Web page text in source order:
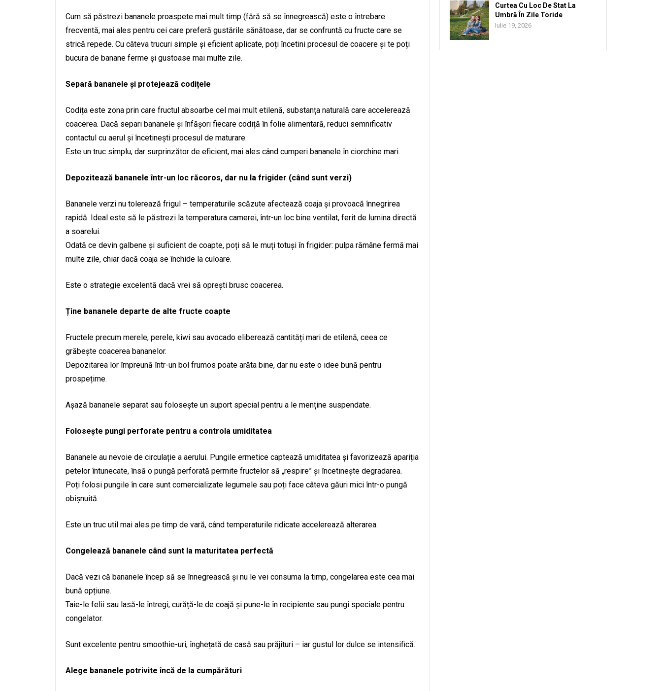
Cum să păstrezi bananele proaspete mai mult timp (fără să se înnegrească) este o întrebare
frecventă, mai ales pentru cei care preferă gustările sănătoase, dar se confruntă cu fructe care se
strică repede. Cu câteva trucuri simple și eficient aplicate, poți încetini procesul de coacere și te poți
bucura de banane ferme și gustoase mai multe zile.
Separă bananele și protejează codițele
Codița este zona prin care fructul absoarbe cel mai mult etilenă, substanța naturală care accelerează
coacerea. Dacă separi bananele și înfășori fiecare codiță în folie alimentară, reduci semnificativ
contactul cu aerul și încetinești procesul de maturare.
Este un truc simplu, dar surprinzător de eficient, mai ales când cumperi bananele în ciorchine mari.
Depozitează bananele într-un loc răcoros, dar nu la frigider (când sunt verzi)
Bananele verzi nu tolerează frigul – temperaturile scăzute afectează coaja și provoacă înnegrirea
rapidă. Ideal este să le păstrezi la temperatura camerei, într-un loc bine ventilat, ferit de lumina directă
a soarelui.
Odată ce devin galbene și suficient de coapte, poți să le muți totuși în frigider: pulpa rămâne fermă mai
multe zile, chiar dacă coaja se închide la culoare.
Este o strategie excelentă dacă vrei să oprești brusc coacerea.
Ține bananele departe de alte fructe coapte
Fructele precum merele, perele, kiwi sau avocado eliberează cantități mari de etilenă, ceea ce
grăbește coacerea bananelor.
Depozitarea lor împreună într-un bol frumos poate arăta bine, dar nu este o idee bună pentru
prospețime.
Așază bananele separat sau folosește un suport special pentru a le menține suspendate.
Folosește pungi perforate pentru a controla umiditatea
Bananele au nevoie de circulație a aerului. Pungile ermetice captează umiditatea și favorizează apariția
petelor întunecate, însă o pungă perforată permite fructelor să „respire” și încetinește degradarea.
Poți folosi pungile în care sunt comercializate legumele sau poți face câteva găuri mici într-o pungă
obișnuită.
Este un truc util mai ales pe timp de vară, când temperaturile ridicate accelerează alterarea.
Congelează bananele când sunt la maturitatea perfectă
Dacă vezi că bananele încep să se înnegrească și nu le vei consuma la timp, congelarea este cea mai
bună opțiune.
Taie-le felii sau lasă-le întregi, curăță-le de coajă și pune-le în recipiente sau pungi speciale pentru
congelator.
Sunt excelente pentru smoothie-uri, înghețată de casă sau prăjituri – iar gustul lor dulce se intensifică.
Alege bananele potrivite încă de la cumpărături
Curtea Cu Loc De Stat La
Umbră În Zile Toride
Iulie 19, 2026